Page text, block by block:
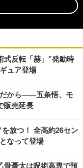
式反転「赫」”発動時
ュア登場
だから――五条悟、モ
販売延長
を放つ！ 全高約26セン
なって登場
骨憂太は呪術高専で預